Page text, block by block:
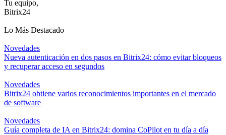
Tu equipo,
Bitrix24
Lo Más Destacado
Novedades
Nueva autenticación en dos pasos en Bitrix24: cómo evitar bloqueos
y recuperar acceso en segundos
Novedades
Bitrix24 obtiene varios reconocimientos importantes en el mercado
de software
Novedades
Guía completa de IA en Bitrix24: domina CoPilot en tu día a día